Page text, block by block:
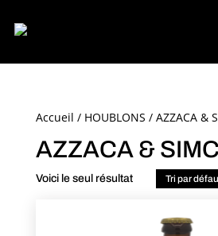
Accueil / HOUBLONS / AZZACA &
AZZACA &
Voici le seul résultat